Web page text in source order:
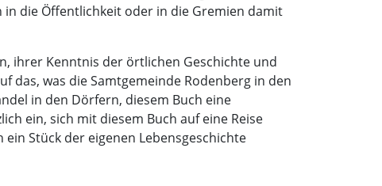
die Öffentlichkeit oder in die Gremien damit
ihrer Kenntnis der örtlichen Geschichte und
das, was die Samtgemeinde Rodenberg in den
in den Dörfern, diesem Buch eine
ein, sich mit diesem Buch auf eine Reise
Stück der eigenen Lebensgeschichte